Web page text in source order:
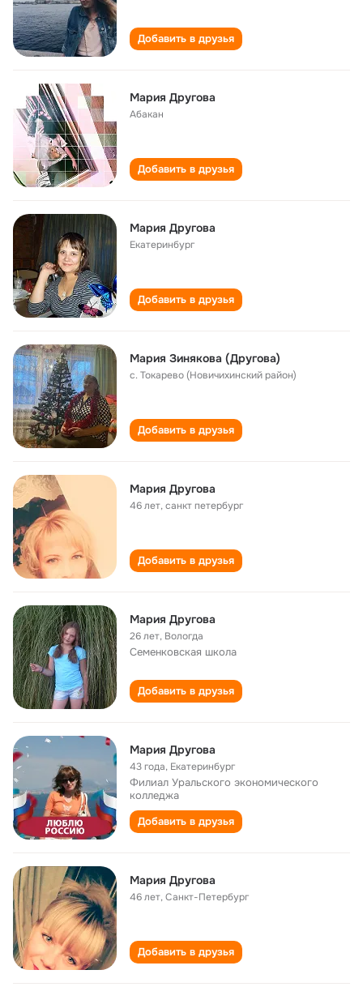
Добавить в друзья
Мария Другова
Абакан
Добавить в друзья
Мария Другова
Екатеринбург
Добавить в друзья
Мария Зинякова (Другова)
с. Токарево (Новичихинский район)
Добавить в друзья
Мария Другова
46 лет,санкт петербург
Добавить в друзья
Мария Другова
26 лет, Вологда
Семенковская школа
Добавить в друзья
Мария Другова
43 года, Екатеринбург
Филиал Уральского экономического
колледжа
Добавить в друзья
Мария Другова
46 лет,Санкт-Петербург
Добавить в друзья